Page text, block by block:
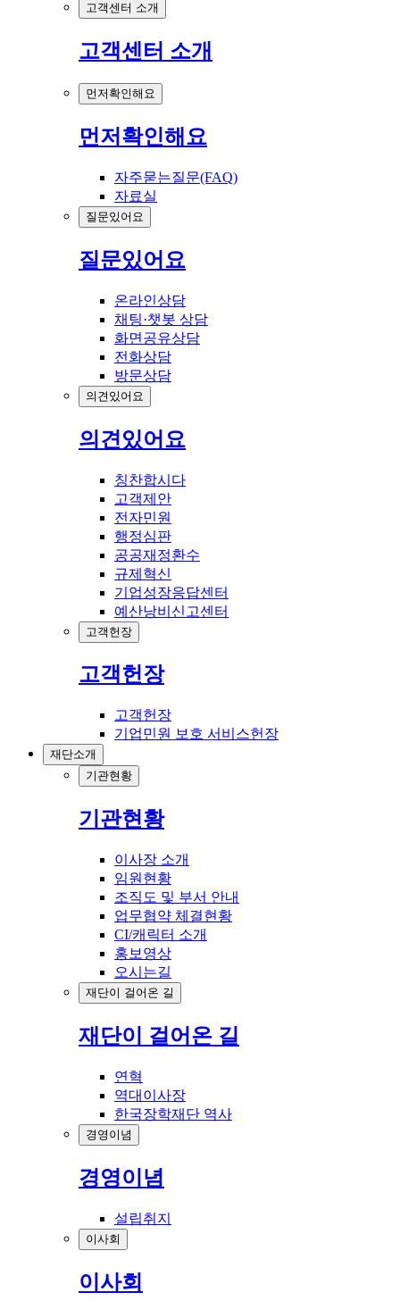
고객센터 소개
고객센터 소개
먼저확인해요
먼저확인해요
자주묻는질문(FAQ)
자료실
질문있어요
질문있어요
온라인상담
채팅·챗봇 상담
화면공유상담
전화상담
방문상담
의견있어요
의견있어요
칭찬합시다
고객제안
전자민원
행정심판
공공재정환수
규제혁신
기업성장응답센터
예산낭비신고센터
고객헌장
고객헌장
고객헌장
기업민원 보호 서비스헌장
재단소개
기관현황
기관현황
이사장 소개
임원현황
조직도 및 부서 안내
업무협약 체결현황
CI/캐릭터 소개
홍보영상
오시는길
재단이 걸어온 길
재단이 걸어온 길
연혁
역대이사장
한국장학재단 역사
경영이념
경영이념
설립취지
이사회
이사회